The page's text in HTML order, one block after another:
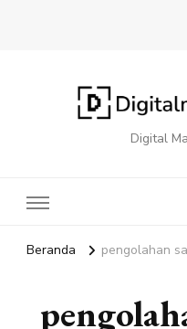
Digital
Beranda pengolahan